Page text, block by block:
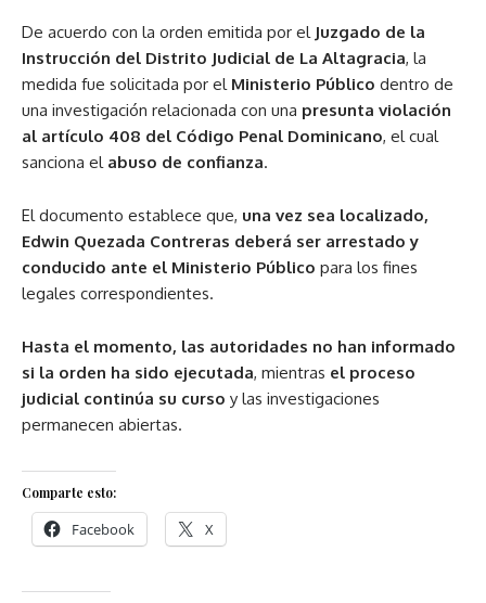
De acuerdo con la orden emitida por el Juzgado de la
Instrucción del Distrito Judicial de La Altagracia, la
medida fue solicitada por el Ministerio Público dentro de
una investigación relacionada con una presunta violación
al artículo 408 del Código Penal Dominicano, el cual
sanciona el abuso de confianza.
El documento establece que, una vez sea localizado,
Edwin Quezada Contreras deberá ser arrestado y
conducido ante el Ministerio Público para los fines
legales correspondientes.
Hasta el momento, las autoridades no han informado
si la orden ha sido ejecutada, mientras el proceso
judicial continúa su curso y las investigaciones
permanecen abiertas.
Comparte esto:
Facebook X